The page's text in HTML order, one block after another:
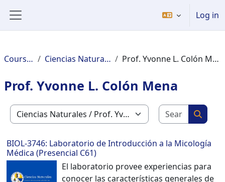
All
One
reader.
start
the
All
One
Accessibility
Log in
Courses Ciencias Naturales Prof. Yvonne L. Colón Mena
Prof. Yvonne L. Colón Mena
Course categories
Search
BIOL-3746: Laboratorio de Introducción a la Micología
Médica (Presencial C61)
El laboratorio provee experiencias para
conocer las características generales de